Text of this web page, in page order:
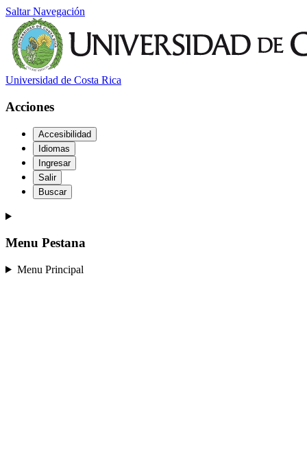
Saltar Navegación
Universidad de Costa Rica
Acciones
Accesibilidad
Idiomas
Ingresar
Salir
Buscar
Menu Pestana
Menu Principal